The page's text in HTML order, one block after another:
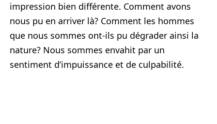
impression bien différente. Comment avons
nous pu en arriver là? Comment les hommes
que nous sommes ont-ils pu dégrader ainsi la
nature? Nous sommes envahit par un
sentiment d’impuissance et de culpabilité.